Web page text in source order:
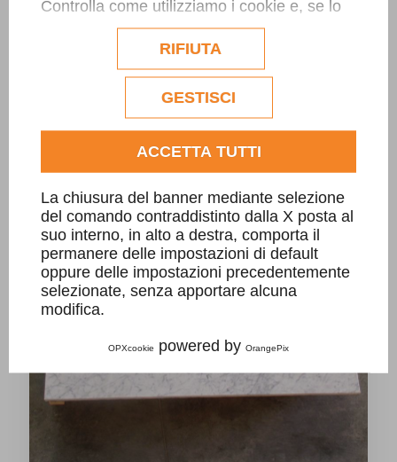
Controlla come utilizziamo i cookie e, se lo
desideri, personalizzane la configurazione.
Eventuali cookie di profilazione o
commerciali verranno utilizzati
esclusivamente previa acquisizione del
consenso dell'utente.
Consulta l'informativa cookie completa.
RIFIUTA
GESTISCI
ACCETTA TUTTI
La chiusura del banner mediante selezione
del comando contraddistinto dalla X posta al
suo interno, in alto a destra, comporta il
permanere delle impostazioni di default
oppure delle impostazioni precedentemente
selezionate, senza apportare alcuna
modifica.
OPXcookie powered by OrangePix
DECORI PAVIMENTI E RIVESTIMENTI